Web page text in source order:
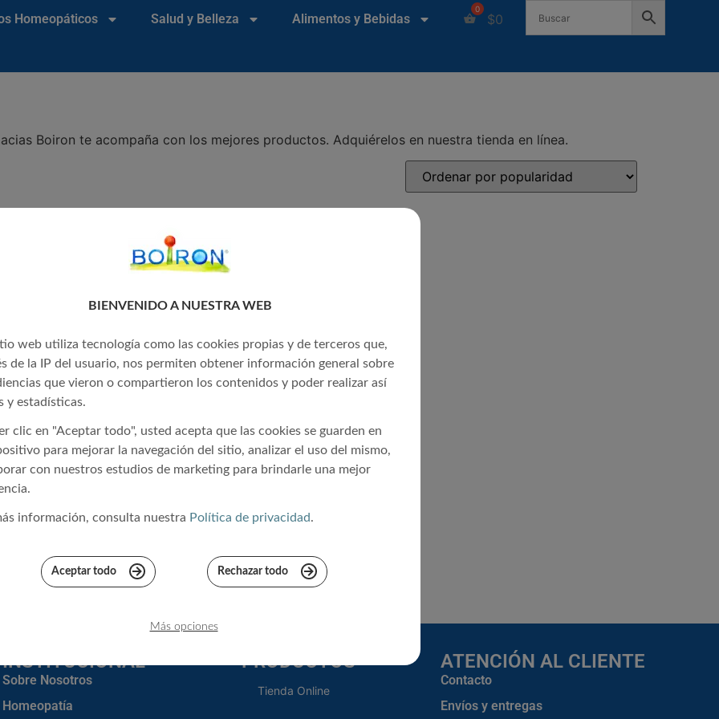
Homeopáticos Salud y Belleza Alimentos y Bebidas $0
Boiron te acompaña con los mejores productos. Adquiérelos en nuestra tienda en línea.
BAÑO 500ML
in stock!
INSTITUCIONAL
Sobre Nosotros
Homeopatía
PRODUCTOS
Tienda Online
ATENCIÓN AL CLIENTE
Contacto
Envíos y entregas
BIENVENIDO A NUESTRA WEB
web utiliza tecnología como las cookies propias y de terceros que,
de la IP del usuario, nos permiten obtener información general sobre
que vieron o compartieron los contenidos y poder realizar así
y estadísticas.
clic en "Aceptar todo", usted acepta que las cookies se guarden en
para mejorar la navegación del sitio, analizar el uso del mismo,
con nuestros estudios de marketing para brindarle una mejor
información, consulta nuestra Política de privacidad.
Aceptar todo Rechazar todo
Más opciones